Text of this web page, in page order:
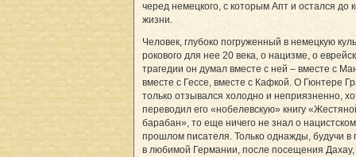
черед немецкого, с которым Апт и остался до
жизни.
Человек, глубоко погруженный в немецкую
рокового для нее 20 века, о нацизме, о
трагедии он думал вместе с ней – вместе с
вместе с Гессе, вместе с Кафкой. О Гюнтере
только отзывался холодно и неприязненно,
переводил его «нобелевскую» книгу
барабан», то еще ничего не знал о нацистском
прошлом писателя. Только однажды, будучи в
в любимой Германии, после посещения Дахау,